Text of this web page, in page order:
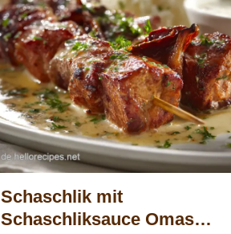
Schaschlik mit
Schaschliksauce Omas